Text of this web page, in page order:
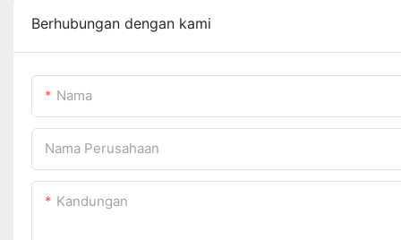
Berhubungan dengan kami
Nama
Nama Perusahaan
Kandungan